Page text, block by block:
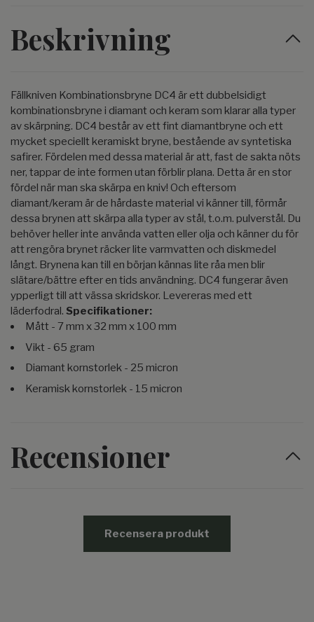
Beskrivning
Fällkniven Kombinationsbryne DC4 är ett dubbelsidigt
kombinationsbryne i diamant och keram som klarar alla typer
av skärpning. DC4 består av ett fint diamantbryne och ett
mycket speciellt keramiskt bryne, bestående av syntetiska
safirer. Fördelen med dessa material är att, fast de sakta nöts
ner, tappar de inte formen utan förblir plana. Detta är en stor
fördel när man ska skärpa en kniv! Och eftersom
diamant/keram är de hårdaste material vi känner till, förmår
dessa brynen att skärpa alla typer av stål, t.o.m. pulverstål. Du
behöver heller inte använda vatten eller olja och känner du för
att rengöra brynet räcker lite varmvatten och diskmedel
långt. Brynena kan till en början kännas lite råa men blir
slätare/bättre efter en tids användning. DC4 fungerar även
ypperligt till att vässa skridskor. Levereras med ett
läderfodral. Specifikationer:
Mått - 7 mm x 32 mm x 100 mm
Vikt - 65 gram
Diamant kornstorlek - 25 micron
Keramisk kornstorlek - 15 micron
Recensioner
Recensera produkt